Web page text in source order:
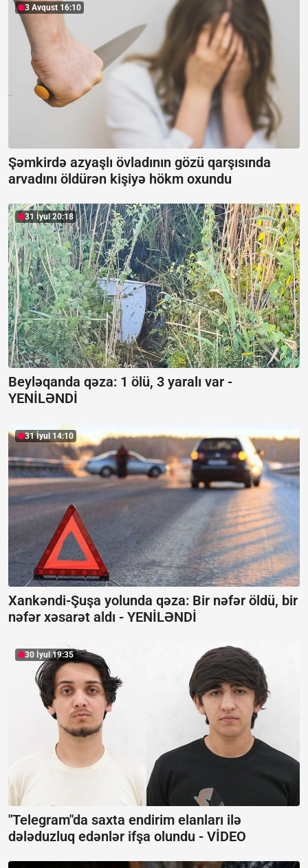
3 Avqust 16:10
Şəmkirdə azyaşlı övladının gözü qarşısında
arvadını öldürən kişiyə hökm oxundu
31 İyul 20:18
Beyləqanda qəza: 1 ölü, 3 yaralı var -
YENİLƏNDİ
31 İyul 14:10
Xankəndi-Şuşa yolunda qəza: Bir nəfər öldü, bir
nəfər xəsarət aldı - YENİLƏNDİ
30 İyul 19:35
"Telegram"da saxta endirim elanları ilə
dələduzluq edənlər ifşa olundu - VİDEO